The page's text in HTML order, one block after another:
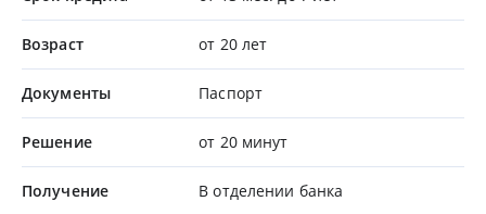
Возраст от 20 лет
Документы Паспорт
Решение от 20 минут
Получение В отделении банка